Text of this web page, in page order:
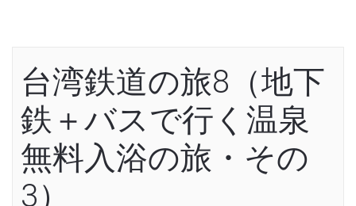
台湾鉄道の旅8（地下
鉄＋バスで行く温泉
無料入浴の旅・その
3）